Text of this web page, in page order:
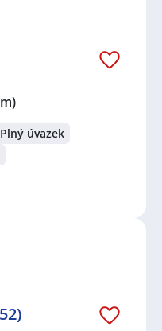
Plný úvazek